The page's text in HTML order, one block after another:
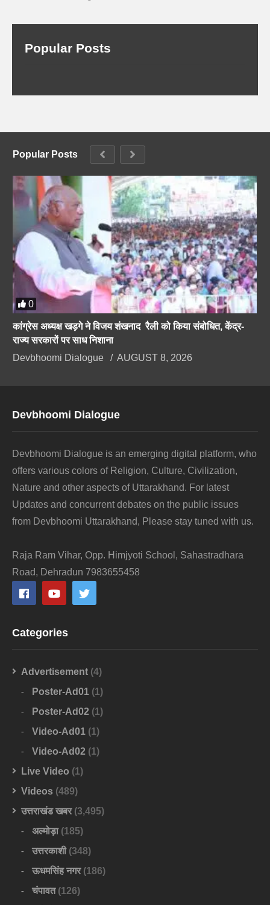
Popular Posts
Popular Posts
0
कांग्रेस अध्यक्ष खड़गे ने विजय शंखनाद रैली को किया संबोधित, केंद्र-
राज्य सरकारों पर साध निशाना
Devbhoomi Dialogue
AUGUST 8, 2026
Devbhoomi Dialogue
Devbhoomi Dialogue is an emerging digital platform, who
offers various colors of Religion, Culture, Civilization,
Nature and other aspects of Uttarakhand. For latest
Updates and concurrent debates on the public issues
from Devbhoomi Uttarakhand, Please stay tuned with us.
Raja Ram Vihar, Opp. Himjyoti School, Sahastradhara
Road, Dehradun 7983655458
Categories
Advertisement (4)
Poster-Ad01 (1)
Poster-Ad02 (1)
Video-Ad01 (1)
Video-Ad02 (1)
Live Video (1)
Videos (489)
उत्तराखंड खबर(3,495)
अल्मोड़ा(185)
उत्तरकाशी(348)
ऊधमसिंह नगर(186)
चंपावत(126)